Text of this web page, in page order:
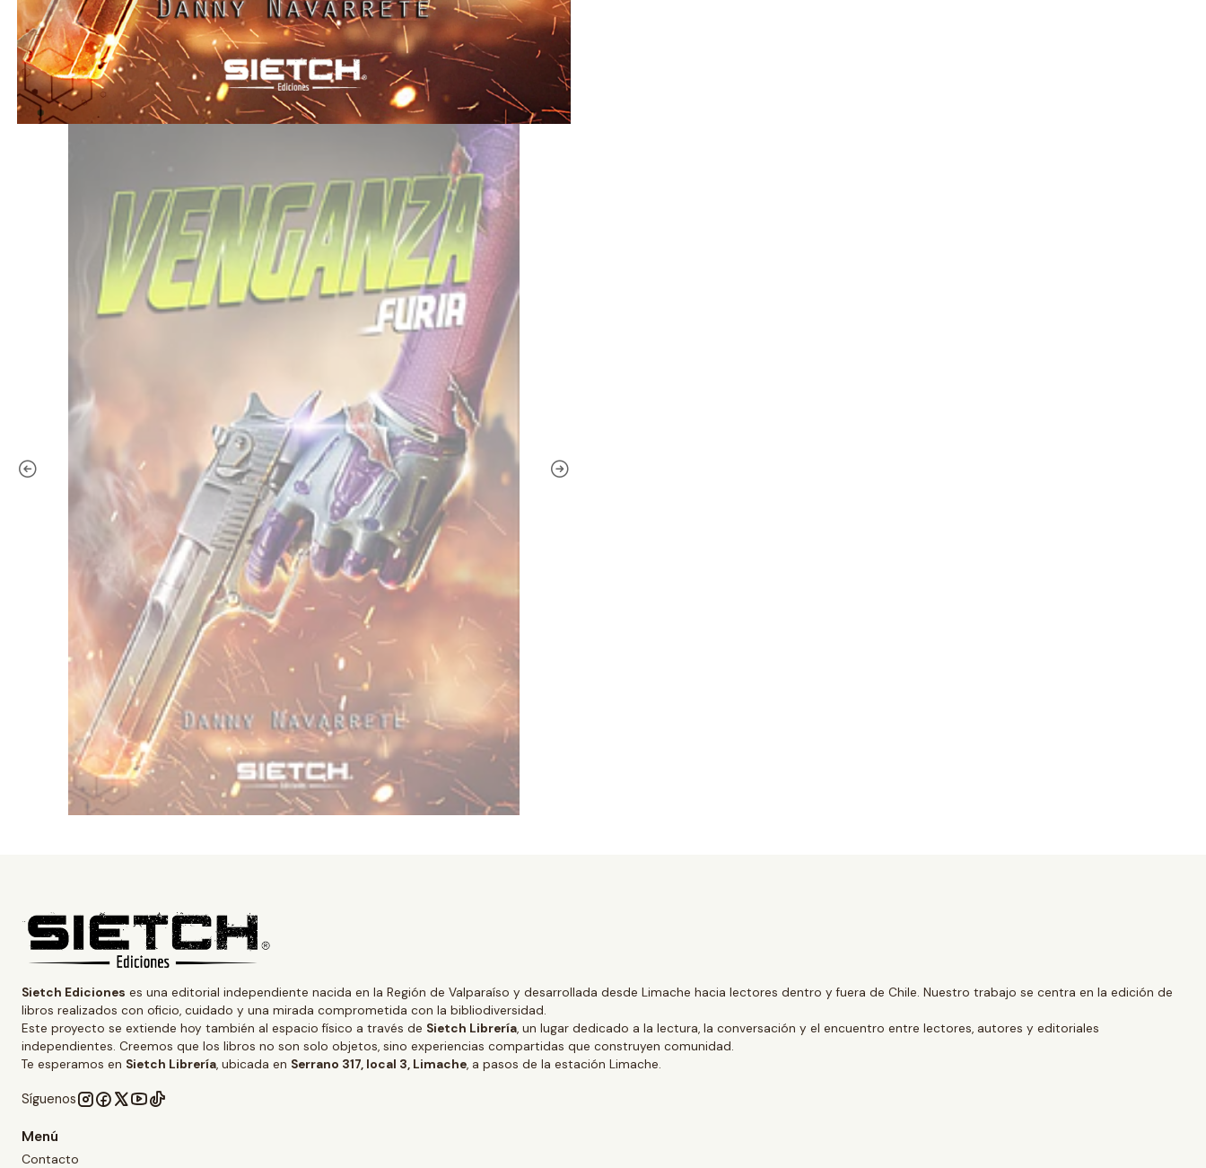
Sietch Ediciones es una editorial independiente nacida en la Región de Valparaíso y desarrollada desde Limache hacia lectores dentro y fuera de Chile. Nuestro trabajo se centra en la edición de
libros realizados con oficio, cuidado y una mirada comprometida con la bibliodiversidad.
Este proyecto se extiende hoy también al espacio físico a través de Sietch Librería, un lugar dedicado a la lectura, la conversación y el encuentro entre lectores, autores y editoriales
independientes. Creemos que los libros no son solo objetos, sino experiencias compartidas que construyen comunidad.
Te esperamos en Sietch Librería, ubicada en Serrano 317, local 3, Limache, a pasos de la estación Limache.
Síguenos
Menú
Contacto